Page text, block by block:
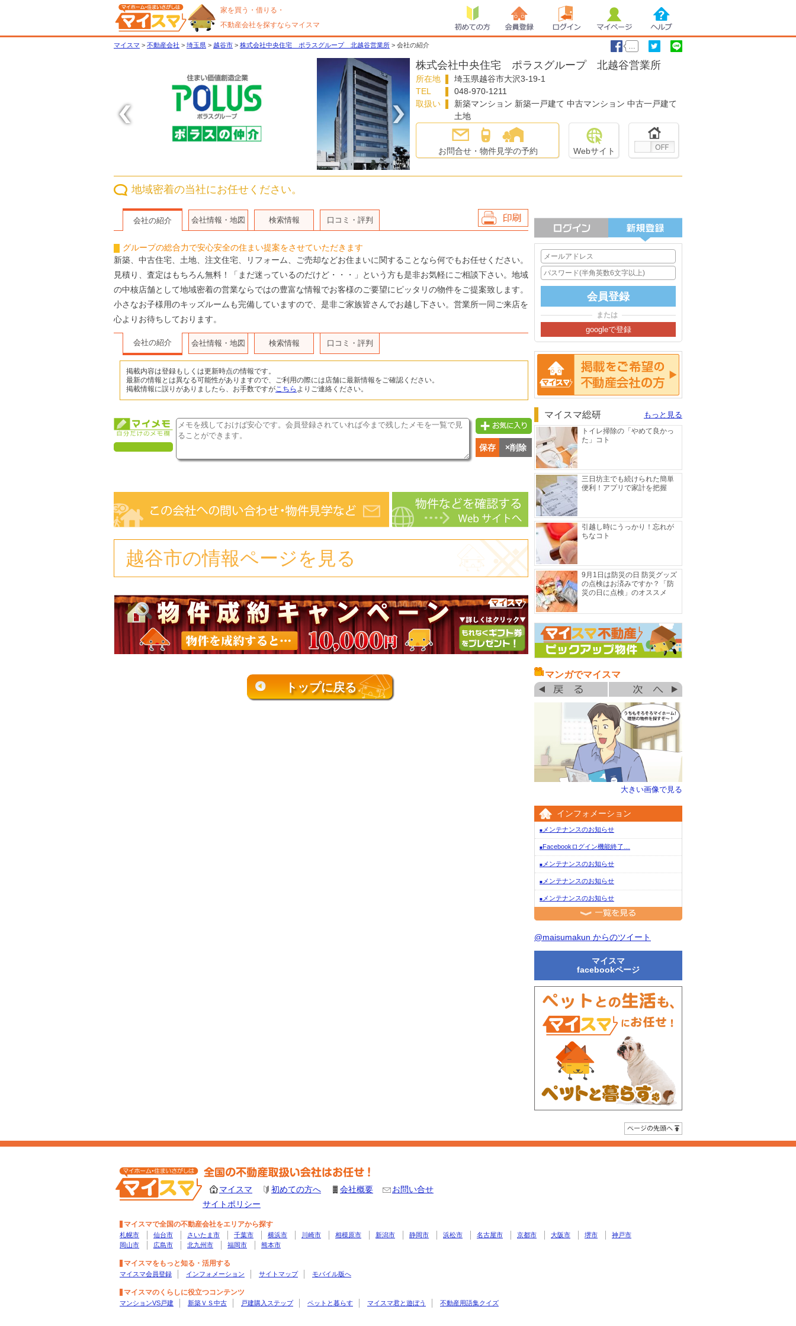
家を買う・借りる・
不動産会社を探すならマイスマ
ヘルプ
マイページ
ログイン
会員登録
初めての方
マイスマ > 不動産会社 > 埼玉県 > 越谷市 > 株式会社中央住宅 ポラスグループ 北越谷営業所 > 会社の紹介 …
〉
株式会社中央住宅 ポラスグループ 北越谷営業所
所在地 埼玉県越谷市大沢3-19-1
TEL
048-970-1211
取扱い
新築マンション 新築一戸建て 中古マンション 中古一戸建て
土地
お問合せ・物件見学の予約 Webサイト
地域密着の当社にお任せください。
会社の紹介 会社情報・地図 検索情報 口コミ・評判
会社情報を印
グループの総合力で安心安全の住まい提案をさせていただきます
新築、中古住宅、土地、注文住宅、リフォーム、ご売却などお住まいに関することなら何でもお任せください。
見積り、査定はもちろん無料！「まだ迷っているのだけど・・・」という方も是非お気軽にご相談下さい。地域
の中核店舗として地域密着の営業ならではの豊富な情報でお客様のご要望にピッタリの物件をご提案致します。
小さなお子様用のキッズルームも完備していますので、是非ご家族皆さんでお越し下さい。営業所一同ご来店を
心よりお待ちしております。
会社の紹介 会社情報・地図 検索情報 口コミ・評判
掲載内容は登録もしくは更新時点の情報です。
最新の情報とは異なる可能性がありますので、ご利用の際には店舗に最新情報をご確認ください。
掲載情報に誤りがありましたら、お手数ですがこちら よりご連絡ください。
保存 ×削除
越谷市の情報ページを見る
トップに戻る
または
掲載をご希望の方へ
マイスマ総研 もっと見る
トイレ掃除の「やめて良かっ
た」コト
三日坊主でも続けられた簡単
便利！アプリで家計を把握
引越し時にうっかり！忘れが
ちなコト
9月1日は防災の日 防災グッズ
の点検はお済みですか？「防
災の日に点検」のオススメ
マンガでマイスマ
大きい画像で見る
インフォメーション
■ メンテナンスのお知らせ
■Facebookログイン機能終了…
■ メンテナンスのお知らせ
■ メンテナンスのお知らせ
■ メンテナンスのお知らせ
@maisumakun からのツイート
マイスマ
facebookページ
ページの先頭へ
マイスマ 初めての方へ 会社概要
お問い合せ
サイトポリシー
マイスマで全国の不動産会社をエリアから探す
札幌市 仙台市 さいたま市 千葉市 横浜市 川崎市 相模原市 新潟市 静岡市 浜松市 名古屋市 京都市 大阪市 堺市
神戸市
岡山市
広島市 北九州市 福岡市 熊本市
マイスマをもっと知る・活用する
マイスマ会員登録 インフォメーション サイトマップ モバイル版へ
マイスマのくらしに役立つコンテンツ
マンションVS戸建 新築ＶＳ中古 戸建購入ステップ ペットと暮らす マイスマ君と遊ぼう 不動産用語集クイズ